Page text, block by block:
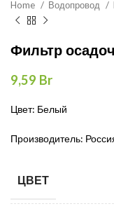
Home Водопровод
Фильтр
9,59 Br
Цвет: Белый
Производитель:
ЦВЕТ